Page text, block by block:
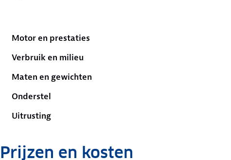
Motor en prestaties
Verbruik en milieu
Maten en gewichten
Onderstel
Uitrusting
Prijzen en kosten